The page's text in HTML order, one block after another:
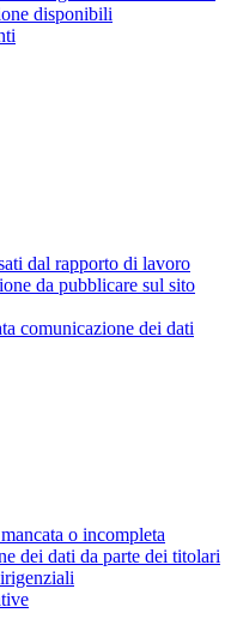
disponibili
dal rapporto di lavoro
da pubblicare sul sito
comunicazione dei dati
o incompleta
dei dati da parte dei titolari